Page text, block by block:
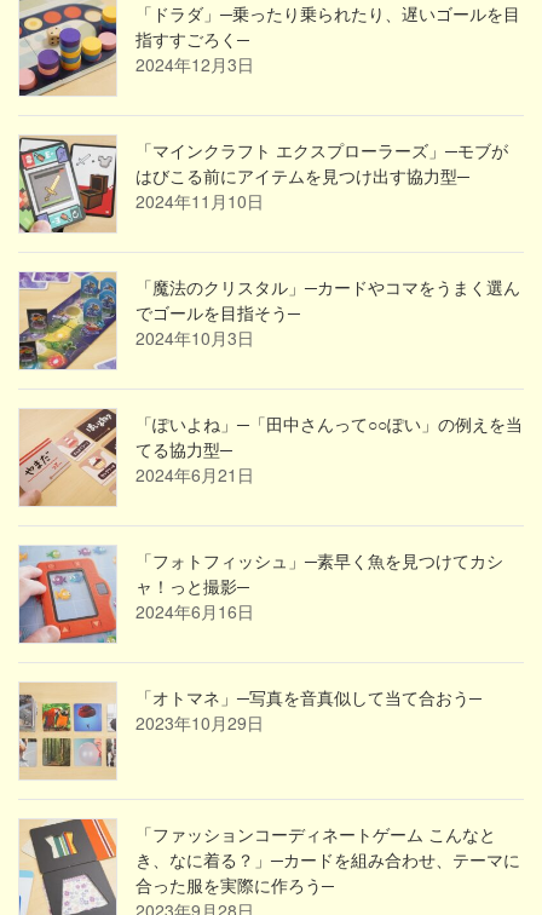
「ドラダ」─乗ったり乗られたり、遅いゴールを目
指すすごろく─
2024年12月3日
「マインクラフト エクスプローラーズ」─モブが
はびこる前にアイテムを見つけ出す協力型─
2024年11月10日
「魔法のクリスタル」─カードやコマをうまく選ん
でゴールを目指そう─
2024年10月3日
「ぽいよね」─「田中さんって○○ぽい」の例えを当
てる協力型─
2024年6月21日
「フォトフィッシュ」─素早く魚を見つけてカシ
ャ！っと撮影─
2024年6月16日
「オトマネ」─写真を音真似して当て合おう─
2023年10月29日
「ファッションコーディネートゲーム こんなと
き、なに着る？」─カードを組み合わせ、テーマに
合った服を実際に作ろう─
2023年9月28日